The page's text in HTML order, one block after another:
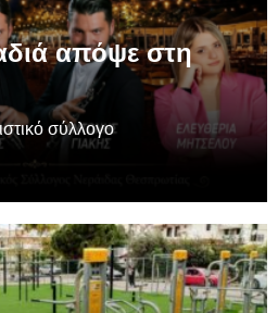
απόψε στη
σύλλογο